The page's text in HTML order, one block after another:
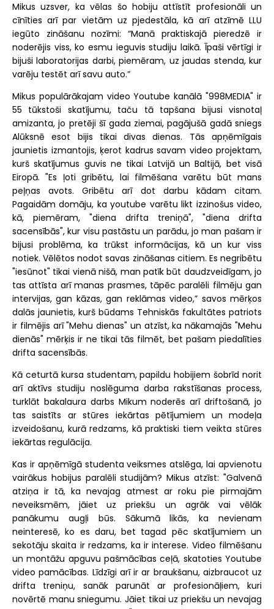
Mikus uzsver, ka vēlas šo hobiju attīstīt profesionāli un
cīnīties arī par vietām uz pjedestāla, kā arī atzīmē LLU
iegūto zināšanu nozīmi: “Manā praktiskajā pieredzē ir
noderējis viss, ko esmu ieguvis studiju laikā. Īpaši vērtīgi ir
bijuši laboratorijas darbi, piemēram, uz jaudas stenda, kur
varēju testēt arī savu auto.”
Mikus populārākajam video Youtube kanālā "998MEDIA" ir
55 tūkstoši skatījumu, taču tā tapšana bijusi visnotaļ
amizanta, jo pretēji šī gada ziemai, pagājušā gadā sniegs
Alūksnē esot bijis tikai divas dienas. Tās apņēmīgais
jaunietis izmantojis, ķerot kadrus savam video projektam,
kurš skatījumus guvis ne tikai Latvijā un Baltijā, bet visā
Eiropā. "Es ļoti gribētu, lai filmēšana varētu būt mans
peļņas avots. Gribētu arī dot darbu kādam citam.
Pagaidām domāju, ka youtube varētu likt izzinošus video,
kā, piemēram, "diena drifta treniņā", "diena drifta
sacensībās", kur visu pastāstu un parādu, jo man pašam ir
bijusi problēma, ka trūkst informācijas, kā un kur viss
notiek. Vēlētos nodot savas zināšanas citiem. Es negribētu
"iesūnot" tikai vienā nišā, man patīk būt daudzveidīgam, jo
tas attīsta arī manas prasmes, tāpēc paralēli filmēju gan
intervijas, gan kāzas, gan reklāmas video,” savos mērķos
dalās jaunietis, kurš būdams Tehniskās fakultātes patriots
ir filmējis arī "Mehu dienas" un atzīst, ka nākamajās "Mehu
dienās" mērķis ir ne tikai tās filmēt, bet pašam piedalīties
drifta sacensībās.
Kā ceturtā kursa studentam, papildu hobijiem šobrīd norit
arī aktīvs studiju noslēguma darba rakstīšanas process,
turklāt bakalaura darbs Mikum noderēs arī driftošanā, jo
tas saistīts ar stūres iekārtas pētījumiem un modeļa
izveidošanu, kurā redzams, kā praktiski tiem veikta stūres
iekārtas regulācija.
Kas ir apņēmīgā studenta veiksmes atslēga, lai apvienotu
vairākus hobijus paralēli studijām? Mikus atzīst: "Galvenā
atziņa ir tā, ka nevajag atmest ar roku pie pirmajām
neveiksmēm, jāiet uz priekšu un agrāk vai vēlāk
panākumu augļi būs. Sākumā likās, ka nevienam
neinteresē, ko es daru, bet tagad pēc skatījumiem un
sekotāju skaita ir redzams, ka ir interese. Video filmēšanu
un montāžu apguvu pašmācības ceļā, skatoties Youtube
video pamācības. Līdzīgi arī ir ar braukšanu, aizbraucot uz
drifta treniņu, sanāk parunāt ar profesionāļiem, kuri
novērtē manu sniegumu. Jāiet tikai uz priekšu un nevajag